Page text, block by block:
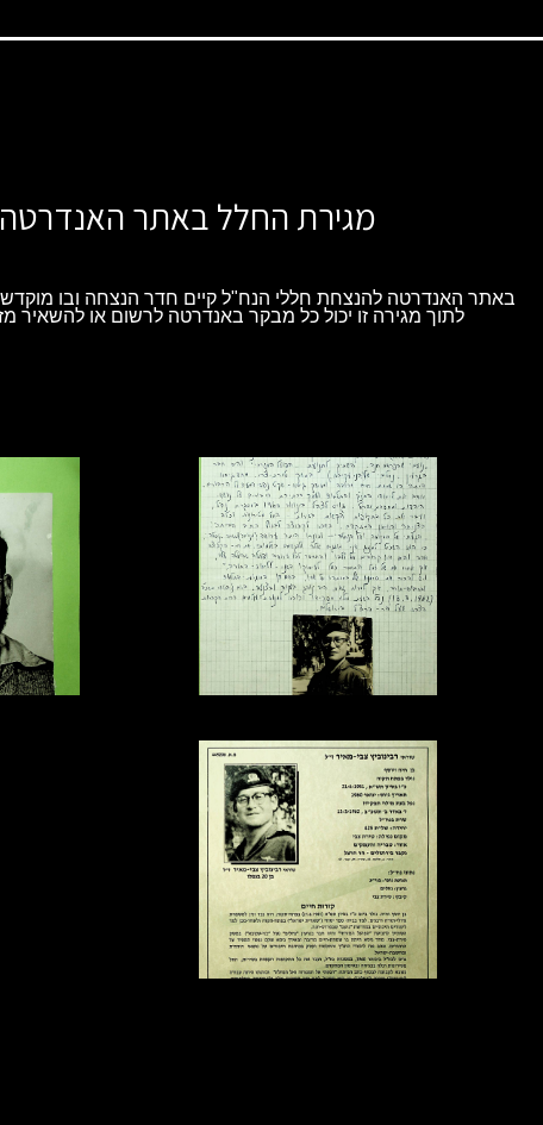
מגירת החלל באתר האנדרטה
באתר האנדרטה להנצחת חללי הנח"ל קיים חדר הנצחה ובו
לתוך מגירה זו יכול כל מבקר באנדרטה לרשום או להשאיר